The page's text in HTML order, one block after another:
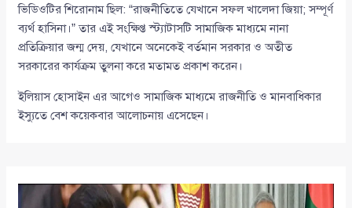
ভিডিওটির শিরোনাম ছিল: “রাজনীতিতে যেখানে সফল খালেদা জিয়া; সম্পূর্ণ
ব্যর্থ হাসিনা।” তার এই সংক্ষিপ্ত স্ট্যাটাসটি সামাজিক মাধ্যমে নানা
প্রতিক্রিয়ার জন্ম দেয়, যেখানে অনেকেই বর্তমান সরকার ও অতীত
সরকারের কার্যক্রম তুলনা করে মতামত প্রকাশ করেন।
ইলিয়াস হোসাইন এর আগেও সামাজিক মাধ্যমে রাজনীতি ও মানবাধিকার
ইস্যুতে বেশ কয়েকবার আলোচনায় এসেছেন।